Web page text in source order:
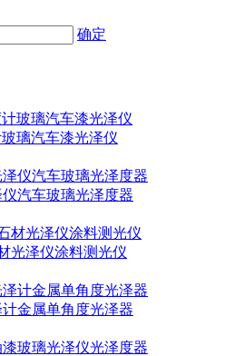
确定
璃汽车漆光泽仪
汽车玻璃光泽度器
光泽仪涂料测光仪
金属单角度光泽器